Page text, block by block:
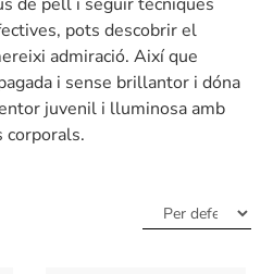
pots descobrir el
admiració. Així que
i sense brillantor i dóna
juvenil i lluminosa amb